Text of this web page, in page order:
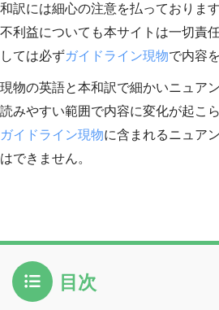
和訳には細心の注意を払っておりま
不利益についても本サイトは一切責
しては必ずガイドライン現物で内容
現物の英語と本和訳で細かいニュア
読みやすい範囲で内容に変化が起こ
ガイドライン現物に含まれるニュア
はできません。
目次